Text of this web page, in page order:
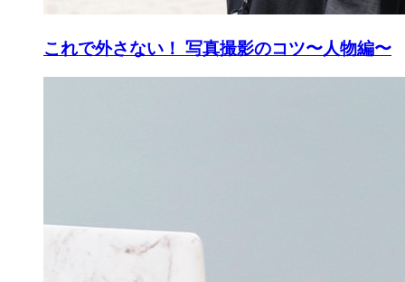
これで外さない！ 写真撮影のコツ〜人物編〜